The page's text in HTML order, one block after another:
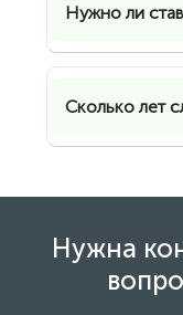
Нужно ли
Сколько лет
Нужна